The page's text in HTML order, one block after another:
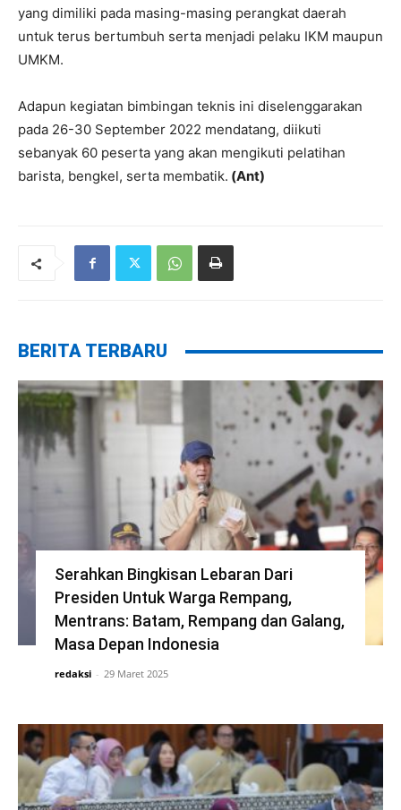
yang dimiliki pada masing-masing perangkat daerah
untuk terus bertumbuh serta menjadi pelaku IKM maupun
UMKM.
Adapun kegiatan bimbingan teknis ini diselenggarakan
pada 26-30 September 2022 mendatang, diikuti
sebanyak 60 peserta yang akan mengikuti pelatihan
barista, bengkel, serta membatik. (Ant)
BERITA TERBARU
Serahkan Bingkisan Lebaran Dari
Presiden Untuk Warga Rempang,
Mentrans: Batam, Rempang dan Galang,
Masa Depan Indonesia
redaksi - 29 Maret 2025